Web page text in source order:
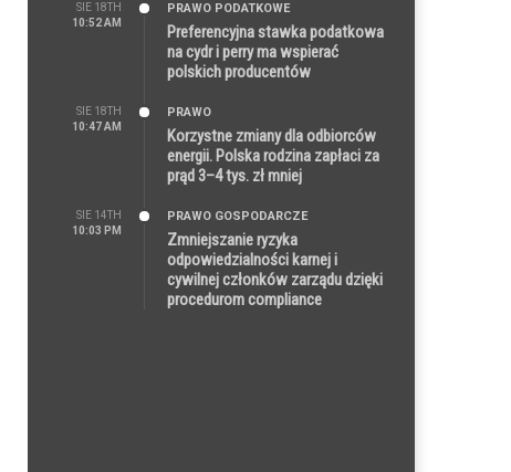
SIE 18TH
10:52 AM
PRAWO PODATKOWE
Preferencyjna stawka podatkowa
na cydr i perry ma wspierać
polskich producentów
SIE 18TH
10:47 AM
PRAWO
Korzystne zmiany dla odbiorców
energii. Polska rodzina zapłaci za
prąd 3–4 tys. zł mniej
SIE 14TH
10:03 PM
PRAWO GOSPODARCZE
Zmniejszanie ryzyka
odpowiedzialności karnej i
cywilnej członków zarządu dzięki
procedurom compliance